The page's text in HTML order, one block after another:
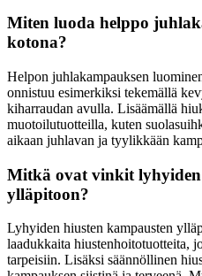
Miten luoda helppo
kotona?
Helpon juhlakampauksen
onnistuu esimerkiksi tekemällä
kiharraudan avulla. Lisäämällä
muotoilutuotteilla, kuten
aikaan juhlavan ja tyylikkään
Mitkä ovat vinkit lyhyiden
ylläpitoon?
Lyhyiden hiusten kampausten
laadukkaita hiustenhoitotuotteita,
tarpeisiin. Lisäksi säännöllinen